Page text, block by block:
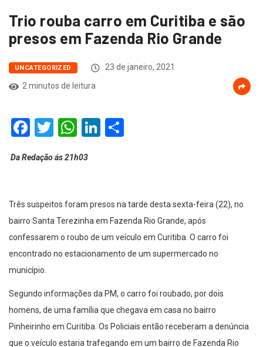
Trio rouba carro em Curitiba e são
presos em Fazenda Rio Grande
UNCATEGORIZED
23 de janeiro, 2021
2 minutos de leitura
Facebook
Twitter
WhatsApp
LinkedIn
Da Redação ás 21h03
Três suspeitos foram presos na tarde desta sexta-feira (22), no
bairro Santa Terezinha em Fazenda Rio Grande, após
confessarem o roubo de um veículo em Curitiba. O carro foi
encontrado no estacionamento de um supermercado no
município.
Segundo informações da PM, o carro foi roubado, por dois
homens, de uma família que chegava em casa no bairro
Pinheirinho em Curitiba. Os Policiais então receberam a denúncia
que o veículo estaria trafegando em um bairro de Fazenda Rio